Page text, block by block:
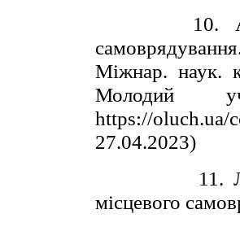
10.
Міжнар. наук.
Молодий
https://oluch.uа/
27.04.2023)
11. Ліберук
місцевого